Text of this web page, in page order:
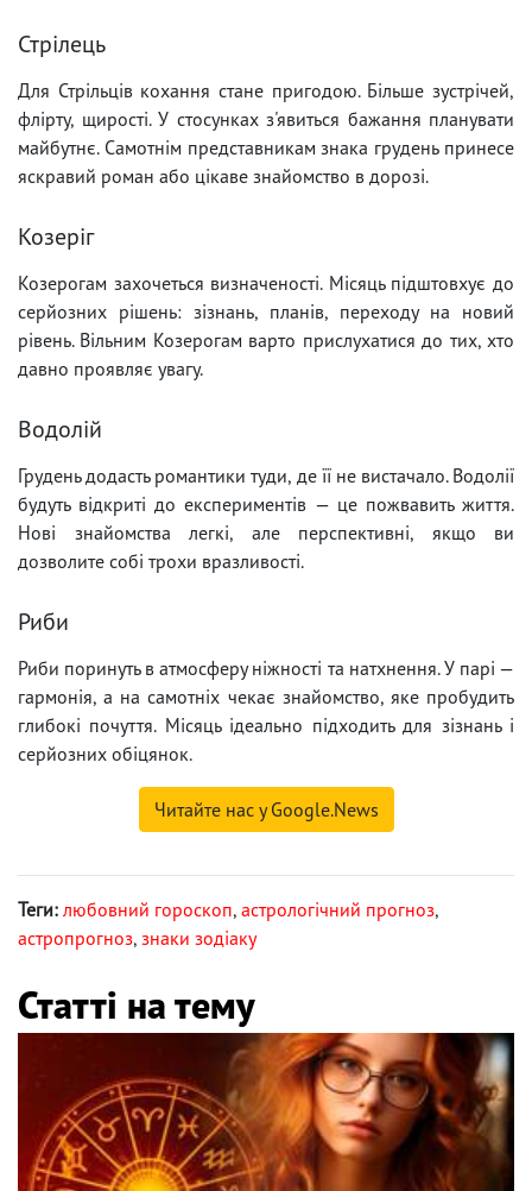
Стрілець
Для Стрільців кохання стане пригодою. Більше зустрічей,
флірту, щирості. У стосунках з'явиться бажання планувати
майбутнє. Самотнім представникам знака грудень принесе
яскравий роман або цікаве знайомство в дорозі.
Козеріг
Козерогам захочеться визначеності. Місяць підштовхує до
серйозних рішень: зізнань, планів, переходу на новий
рівень. Вільним Козерогам варто прислухатися до тих, хто
давно проявляє увагу.
Водолій
Грудень додасть романтики туди, де її не вистачало. Водолії
будуть відкриті до експериментів — це пожвавить життя.
Нові знайомства легкі, але перспективні, якщо ви
дозволите собі трохи вразливості.
Риби
Риби поринуть в атмосферу ніжності та натхнення. У парі —
гармонія, а на самотніх чекає знайомство, яке пробудить
глибокі почуття. Місяць ідеально підходить для зізнань і
серйозних обіцянок.
Читайте нас у Google.News
Теги: любовний гороскоп, астрологічний прогноз,
астропрогноз, знаки зодіаку
Статті на тему